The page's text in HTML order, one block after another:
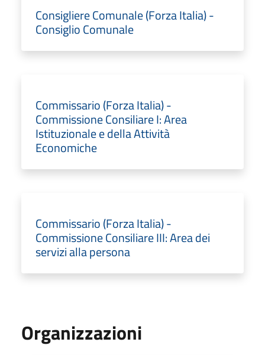
Consigliere Comunale (Forza Italia) -
Consiglio Comunale
Commissario (Forza Italia) -
Commissione Consiliare I: Area
Istituzionale e della Attività
Economiche
Commissario (Forza Italia) -
Commissione Consiliare III: Area dei
servizi alla persona
Organizzazioni